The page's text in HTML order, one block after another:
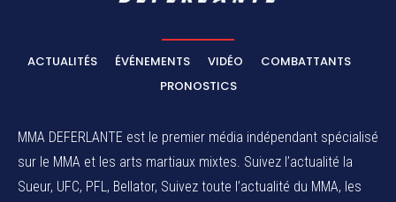
ACTUALITÉS ÉVÉNEMENTS VIDÉO
COMBATTANTS
PRONOSTICS
MMA DEFERLANTE est le premier média indépendant spécialisé
sur le MMA et les arts martiaux mixtes. Suivez l’actualité la
Sueur, UFC, PFL, Bellator, Suivez toute l’actualité du MMA, les